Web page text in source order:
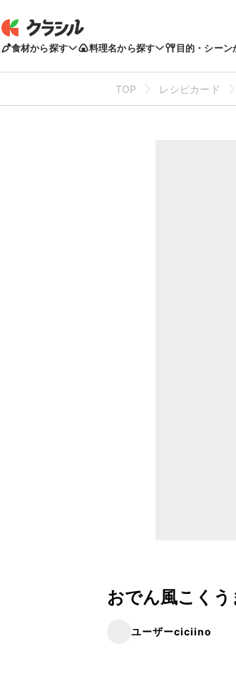
食材から探す 料理名から探す 目的・シーン
TOP レシピカード
おでん風こく
ユーザーciciino